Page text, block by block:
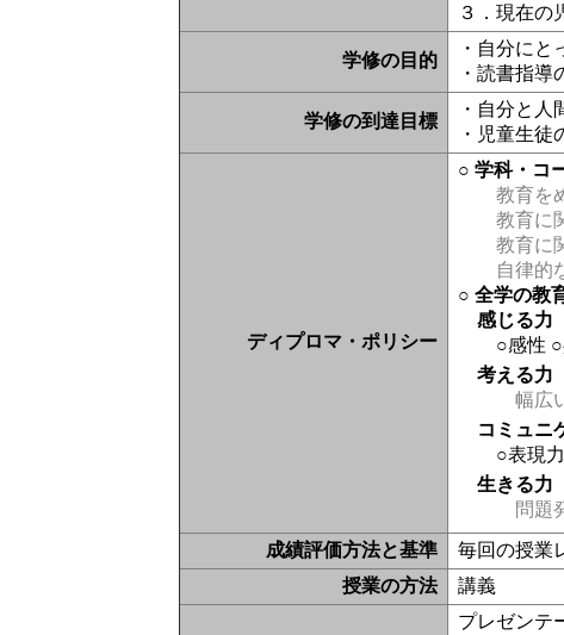
３．現在の
学修の目的
・自分に
・読書指導
学修の到達目標
・自分と
・児童生徒
ディプロマ・ポリシー
○ 学科・コ
教育を
教育に
教育に
自律的
○ 全学の教
感じる力
○感性
考える力
幅広
コミュニ
○表現
生きる力
問題
成績評価方法と基準
毎回の授業
授業の方法
講義
プレゼンテ